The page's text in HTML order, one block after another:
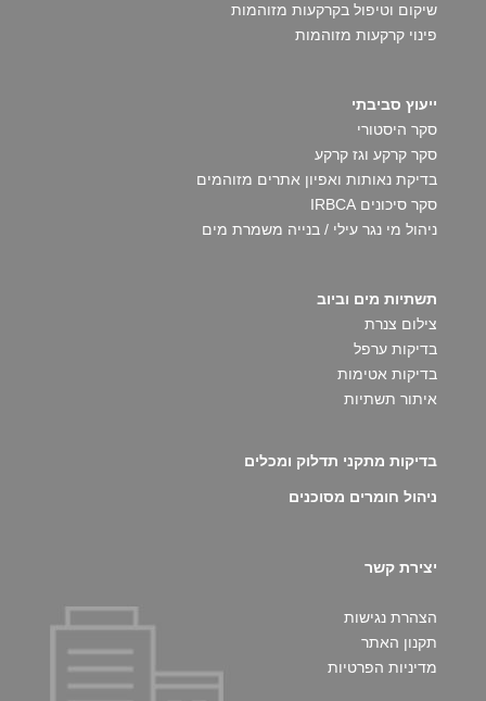
שיקום וטיפול בקרקעות מזוהמות
פינוי קרקעות מזוהמות
ייעוץ סביבתי
סקר היסטורי
סקר קרקע וגז קרקע
בדיקת נאותות ואפיון אתרים מזוהמים
סקר סיכונים IRBCA
ניהול מי נגר עילי / בנייה משמרת מים
תשתיות מים וביוב
צילום צנרת
בדיקות ערפל
בדיקות אטימות
איתור תשתיות
בדיקות מתקני תדלוק ומכלים
ניהול חומרים מסוכנים
יצירת קשר
הצהרת נגישות
תקנון האתר
מדיניות הפרטיות